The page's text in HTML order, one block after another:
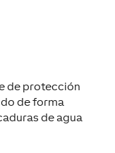
de protección
de forma
de agua